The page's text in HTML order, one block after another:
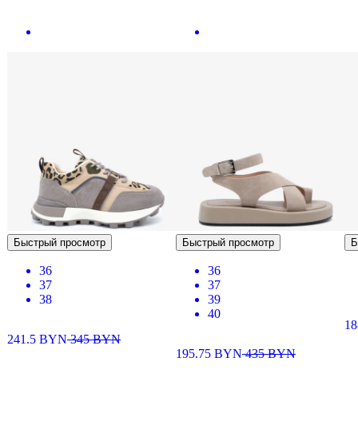
Быстрый просмотр
36
37
38
241.5 BYN345BYN
Быстрый просмотр
36
37
39
40
195.75 BYN435BYN